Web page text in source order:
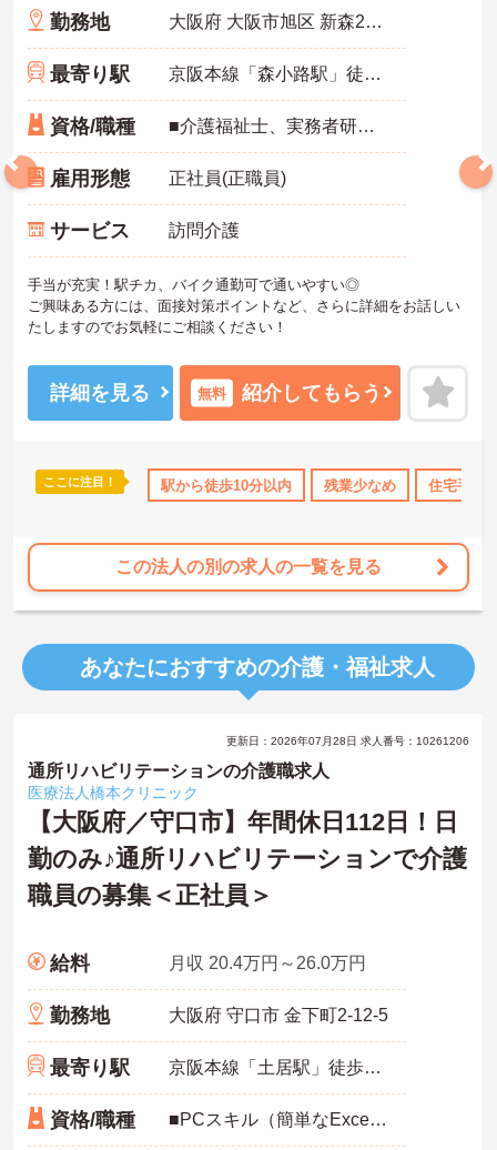
・補助 年間休日110日以上 社会保険完備
勤務地 大阪府 大阪市旭区 新森2丁目1番25号 ピュア新森101号室
最寄り駅 京阪本線「森小路駅」徒歩1分
資格/職種 ■介護福祉士、実務者研修、ホームヘルパー1級、介護職員基礎研修のいずれか ■在宅サービス経験者又は未経験者も可（丁寧に指導します）
雇用形態 正社員(正職員)
サービス 訪問介護
手当が充実！駅チカ、バイク通勤可で通いやすい◎
ご興味ある方には、面接対策ポイントなど、さらに詳細をお話しい
たしますのでお気軽にご相談ください！
詳細を見る 無料 紹介してもらう
ここに注目！ 駅から徒歩10分以内 残業少なめ 住宅手当
この法人の別の求人の一覧を見る
あなたにおすすめの介護・福祉求人
更新日：2026年07月28日 求人番号：10261206
通所リハビリテーションの介護職求人
医療法人橋本クリニック
【大阪府／守口市】年間休日112日！日
勤のみ♪通所リハビリテーションで介護
職員の募集＜正社員＞
給料 月収 20.4万円～26.0万円
勤務地 大阪府 守口市 金下町2-12-5
最寄り駅 京阪本線「土居駅」徒歩5分
資格/職種 ■PCスキル（簡単なExcel・Word入力）